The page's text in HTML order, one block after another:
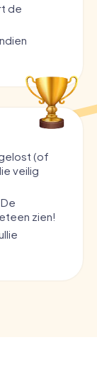
de
(of
veilig
zien!